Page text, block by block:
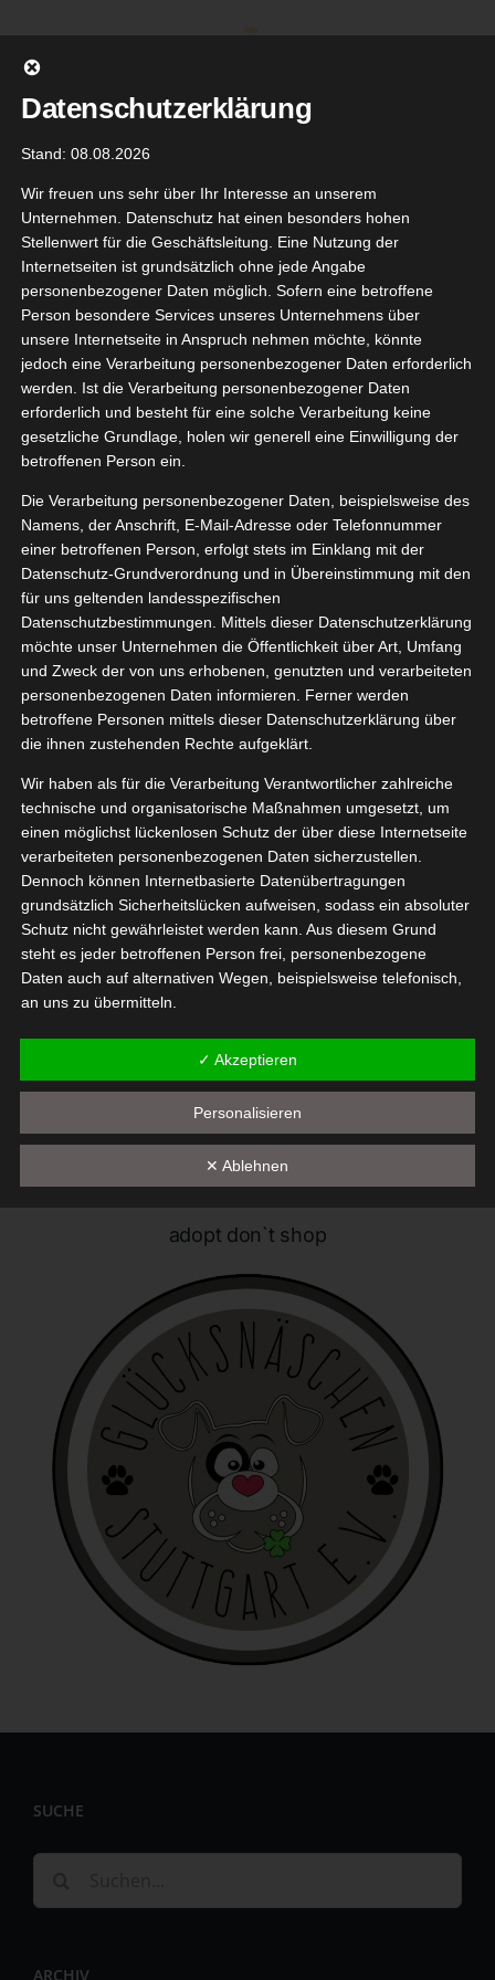
springen
Gehe zu ...
04, 2021
of Life
Schmuck
Engelsinn Flower of Life
April 4, 2021 | Kooperation,Schmuck
adopt don`t shop
SUCHE
nach:
ARCHIV
Datenschutzerklärung
Stand: 08.08.2026
Wir freuen uns sehr über Ihr Interesse an unserem
Unternehmen. Datenschutz hat einen besonders hohen
Stellenwert für die Geschäftsleitung. Eine Nutzung der
Internetseiten ist grundsätzlich ohne jede Angabe
personenbezogener Daten möglich. Sofern eine betroffene
Person besondere Services unseres Unternehmens über
unsere Internetseite in Anspruch nehmen möchte, könnte
jedoch eine Verarbeitung personenbezogener Daten erforderlich
werden. Ist die Verarbeitung personenbezogener Daten
erforderlich und besteht für eine solche Verarbeitung keine
gesetzliche Grundlage, holen wir generell eine Einwilligung der
betroffenen Person ein.
Die Verarbeitung personenbezogener Daten, beispielsweise des
Namens, der Anschrift, E-Mail-Adresse oder Telefonnummer
einer betroffenen Person, erfolgt stets im Einklang mit der
Datenschutz-Grundverordnung und in Übereinstimmung mit den
für uns geltenden landesspezifischen
Datenschutzbestimmungen. Mittels dieser Datenschutzerklärung
möchte unser Unternehmen die Öffentlichkeit über Art, Umfang
und Zweck der von uns erhobenen, genutzten und verarbeiteten
personenbezogenen Daten informieren. Ferner werden
betroffene Personen mittels dieser Datenschutzerklärung über
die ihnen zustehenden Rechte aufgeklärt.
Wir haben als für die Verarbeitung Verantwortlicher zahlreiche
technische und organisatorische Maßnahmen umgesetzt, um
einen möglichst lückenlosen Schutz der über diese Internetseite
verarbeiteten personenbezogenen Daten sicherzustellen.
Dennoch können Internetbasierte Datenübertragungen
grundsätzlich Sicherheitslücken aufweisen, sodass ein absoluter
Schutz nicht gewährleistet werden kann. Aus diesem Grund
steht es jeder betroffenen Person frei, personenbezogene
Daten auch auf alternativen Wegen, beispielsweise telefonisch,
an uns zu übermitteln.
Begriffsbestimmungen
beim Erlass der Datenschutz-Grundverordnung (DS-GVO)
verwendet wurden. Unsere Datenschutzerklärung soll sowohl für
Geschäftspartner einfach lesbar und verständlich sein. Um dies
zu gewährleisten, möchten wir vorab die verwendeten
Wir verwenden in dieser Datenschutzerklärung unter anderem
die folgenden Begriffe:
a) personenbezogene Daten
Personenbezogene Daten sind alle Informationen, die
sich auf eine identifizierte oder identifizierbare natürliche
Person (im Folgenden "betroffene Person") beziehen. Als
identifizierbar wird eine natürliche Person angesehen, die
direkt oder indirekt, insbesondere mittels Zuordnung zu
einer Kennung wie einem Namen, zu einer Kennnummer,
zu Standortdaten, zu einer Online-Kennung oder zu
einem oder mehreren besonderen Merkmalen, die
Ausdruck der physischen, physiologischen, genetischen,
psychischen, wirtschaftlichen, kulturellen oder sozialen
Identität dieser natürlichen Person sind, identifiziert
personenbezogene Daten von dem für die Verarbeitung
Verarbeitung ist jeder mit oder ohne Hilfe automatisierter
✓ Akzeptieren
Personalisieren
✕ Ablehnen